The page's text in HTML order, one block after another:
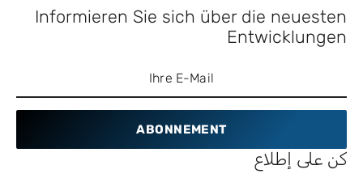
Informieren Sie sich über die neuesten
Entwicklungen
ABONNEMENT
كن على إطلاع